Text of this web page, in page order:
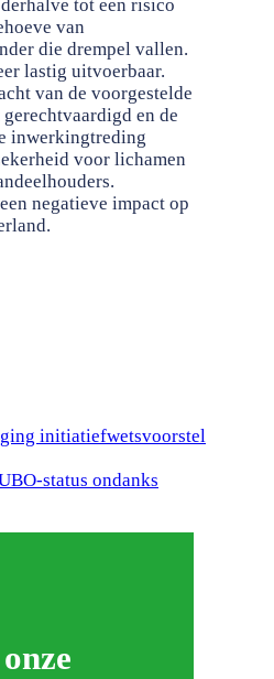
tot een risico
van
die drempel vallen.
lastig uitvoerbaar.
van de voorgestelde
en de
inwerkingtreding
voor lichamen
negatieve impact op
initiatiefwetsvoorstel
status ondanks